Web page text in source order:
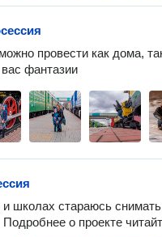
провести как дома,
вас фантазии
и школах стараюсь
о проекте